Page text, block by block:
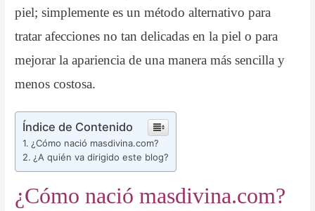
piel; simplemente es un método alternativo para
tratar afecciones no tan delicadas en la piel o para
mejorar la apariencia de una manera más sencilla y
menos costosa.
Índice de Contenido
¿Cómo nació masdivina.com?
¿A quién va dirigido este blog?
¿Cómo naciómasdivina.com?